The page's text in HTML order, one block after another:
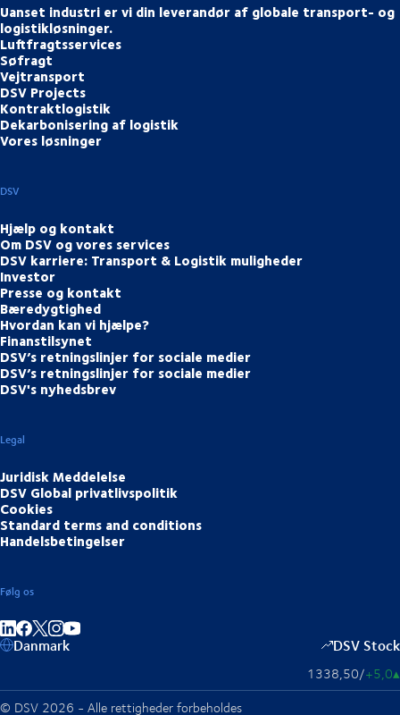
Uanset industri er vi din leverandør af globale transport- og
logistikløsninger.
Luftfragtsservices
Søfragt
Vejtransport
DSV Projects
Kontraktlogistik
Dekarbonisering af logistik
Vores løsninger
DSV
Hjælp og kontakt
Om DSV og vores services
DSV karriere: Transport & Logistik muligheder
Investor
Presse og kontakt
Bæredygtighed
Hvordan kan vi hjælpe?
Finanstilsynet
DSV’s retningslinjer for sociale medier
DSV’s retningslinjer for sociale medier
DSV's nyhedsbrev
Legal
Juridisk Meddelelse
DSV Global privatlivspolitik
Cookies
Standard terms and conditions
Handelsbetingelser
Følg os
Del på LinkedIn
Del på Facebook
Del på Instagram
Del på Youtube
Danmark DSV Stock
1338,50/+5,0▴
© DSV 2026 - Alle rettigheder forbeholdes